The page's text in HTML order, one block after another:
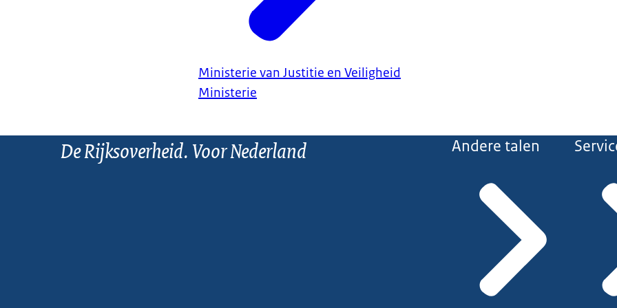
Ministerie van Justitie en Veiligheid
Ministerie
De Rijksoverheid. Voor Nederland Andere talen